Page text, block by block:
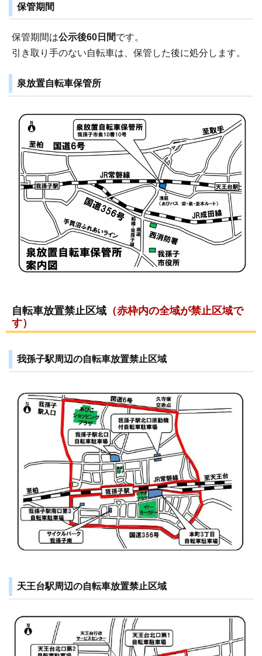
保管期間
保管期間は公示後60日間です。
引き取り手のない自転車は、保管した後に処分します。
泉放置自転車保管所
自転車放置禁止区域 （赤枠内の全域が禁止区域で
す）
我孫子駅周辺の自転車放置禁止区域
天王台駅周辺の自転車放置禁止区域